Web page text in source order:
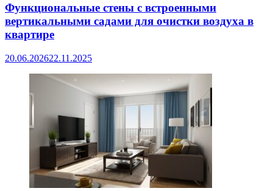
Функциональные стены с встроенными
вертикальными садами для очистки воздуха в
квартире
20.06.202622.11.2025